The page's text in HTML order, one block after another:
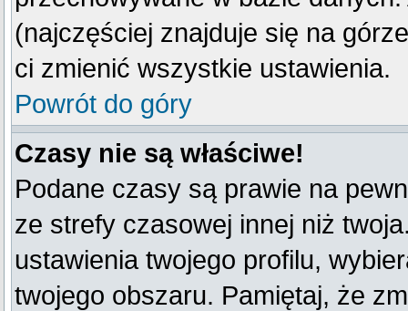
(najczęściej znajduje się na
ci zmienić wszystkie ustawienia.
Powrót do góry
Czasy nie są właściwe!
Podane czasy są prawie na
ze strefy czasowej innej niż
ustawienia twojego profilu,
twojego obszaru. Pamiętaj, że